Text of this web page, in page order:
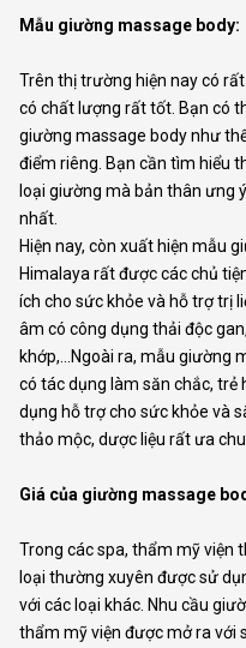
Mẫu giường massage body:
Trên thị trường hiện nay có
có chất lượng rất tốt. Bạn có
giường massage body như
điểm riêng. Bạn cần tìm hiểu
loại giường mà bản thân ưng
nhất.
Hiện nay, còn xuất hiện mẫu
Himalaya rất được các chủ
ích cho sức khỏe và hỗ trợ trị
âm có công dụng thải độc
khớp,…Ngoài ra, mẫu giường
có tác dụng làm săn chắc, trẻ
dụng hỗ trợ cho sức khỏe và
thảo mộc, dược liệu rất ưa
Giá của giường massage
Trong các spa, thẩm mỹ viện
loại thường xuyên được sử
với các loại khác. Nhu cầu
thẩm mỹ viện được mở ra với